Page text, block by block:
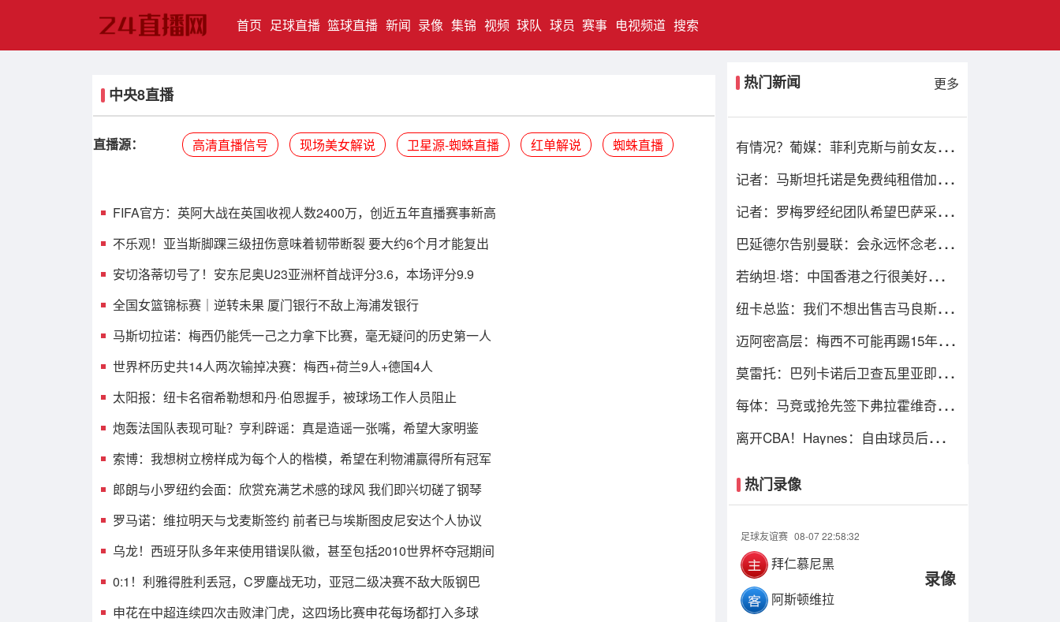
首页 (current)
足球直播 篮球直播 新闻 录像 集锦 视频 球队 球员 赛事 电视频道 搜索
中央8直播
直播源： 高清直播信号 现场美女解说 卫星源-蜘蛛直播 红单解说 蜘蛛直播
FIFA官方：英阿大战在英国收视人数2400万，创近五年直播赛事新高
不乐观！亚当斯脚踝三级扭伤意味着韧带断裂 要大约6个月才能复出
安切洛蒂切号了！安东尼奥U23亚洲杯首战评分3.6，本场评分9.9
全国女篮锦标赛｜逆转未果 厦门银行不敌上海浦发银行
马斯切拉诺：梅西仍能凭一己之力拿下比赛，毫无疑问的历史第一人
世界杯历史共14人两次输掉决赛：梅西+荷兰9人+德国4人
太阳报：纽卡名宿希勒想和丹·伯恩握手，被球场工作人员阻止
炮轰法国队表现可耻？亨利辟谣：真是造谣一张嘴，希望大家明鉴
索博：我想树立榜样成为每个人的楷模，希望在利物浦赢得所有冠军
郎朗与小罗纽约会面：欣赏充满艺术感的球风 我们即兴切磋了钢琴
罗马诺：维拉明天与戈麦斯签约 前者已与埃斯图皮尼安达个人协议
乌龙！西班牙队多年来使用错误队徽，甚至包括2010世界杯夺冠期间
0:1！利雅得胜利丢冠，C罗鏖战无功，亚冠二级决赛不敌大阪钢巴
申花在中超连续四次击败津门虎，这四场比赛申花每场都打入多球
热门新闻 更多
有情况？葡媒：菲利克斯与前女友夜
记者：马斯坦托诺是免费纯租借加盟
记者：罗梅罗经纪团队希望巴萨采取
巴延德尔告别曼联：会永远怀念老特
若纳坦·塔：中国香港之行很美好，场
纽卡总监：我们不想出售吉马良斯但
迈阿密高层：梅西不可能再踢15年，
莫雷托：巴列卡诺后卫查瓦里亚即将
每体：马竞或抢先签下弗拉霍维奇，
离开CBA！Haynes：自由球员后卫阿
热门录像
足球友谊赛 08-07 22:58:32
拜仁慕尼黑
阿斯顿维拉
录像